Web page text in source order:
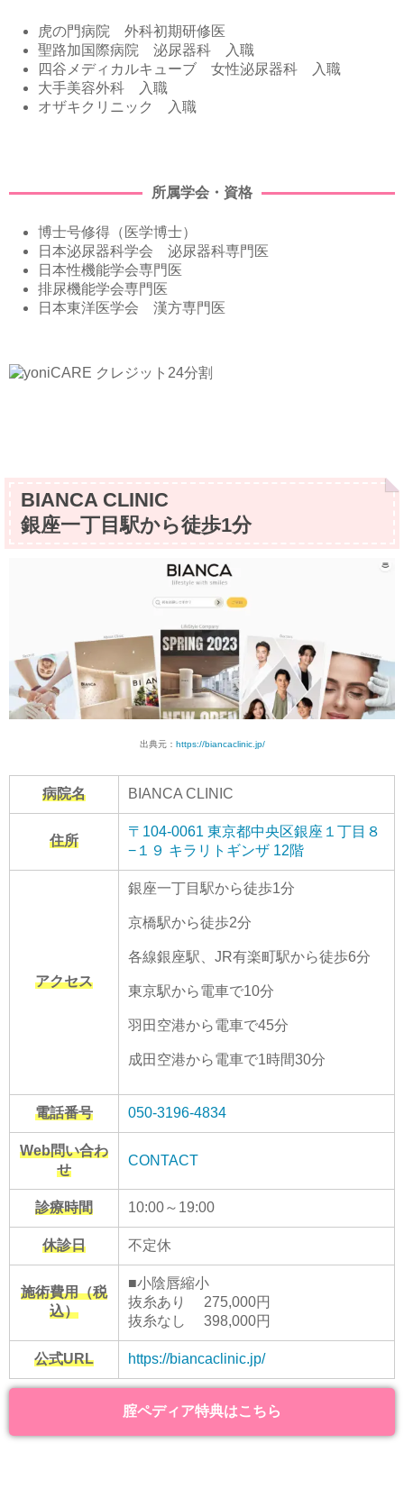
虎の門病院 外科初期研修医
聖路加国際病院 泌尿器科 入職
四谷メディカルキューブ 女性泌尿器科 入職
大手美容外科 入職
オザキクリニック 入職
所属学会・資格
博士号修得（医学博士）
日本泌尿器科学会 泌尿器科専門医
日本性機能学会専門医
排尿機能学会専門医
日本東洋医学会 漢方専門医
BIANCA CLINIC
銀座一丁目駅から徒歩1分
出典元： https://biancaclinic.jp/
病院名 BIANCA CLINIC
住所
〒104-0061 東京都中央区銀座１丁目８
−１９ キラリトギンザ 12階
アクセス
銀座一丁目駅から徒歩1分
京橋駅から徒歩2分
各線銀座駅、JR有楽町駅から徒歩6分
東京駅から電車で10分
羽田空港から電車で45分
成田空港から電車で1時間30分
電話番号 050-3196-4834
Web問い合わ
せ
CONTACT
診療時間 10:00～19:00
休診日 不定休
施術費用（税
込）
■小陰唇縮小
抜糸あり 275,000円
抜糸なし 398,000円
公式URL https://biancaclinic.jp/
腟ペディア特典はこちら